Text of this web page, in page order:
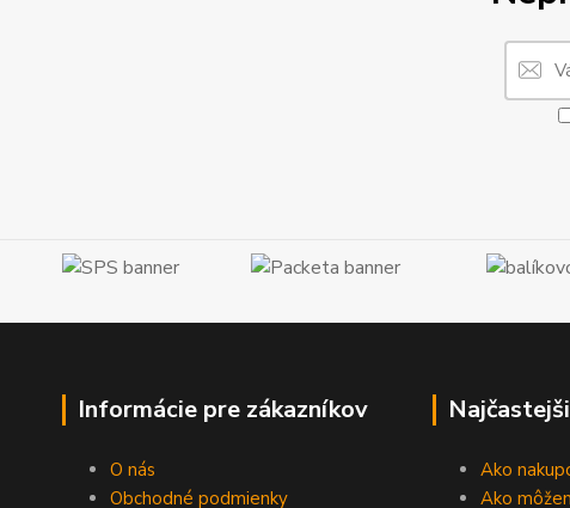
Informácie pre zákazníkov
O nás
Obchodné podmienky
Ako
Ako